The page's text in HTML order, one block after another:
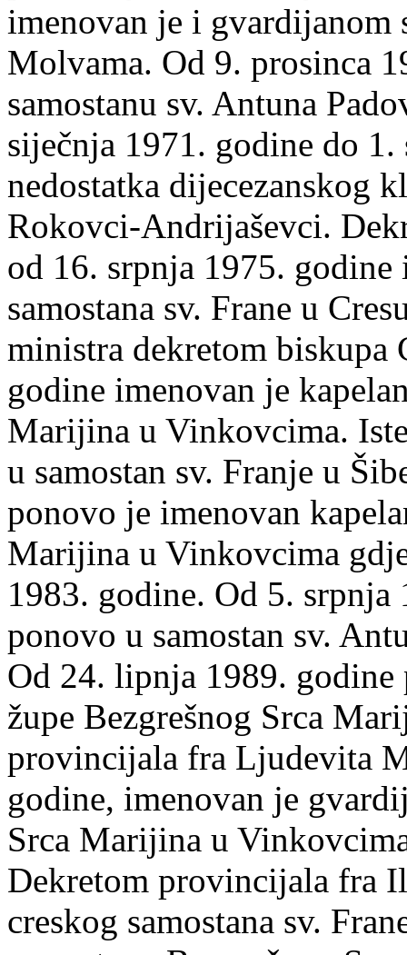
imenovan je i gvardijanom
Molvama. Od 9. prosinca
samostanu sv. Antuna
siječnja 1971. godine do
nedostatka dijecezanskog
Rokovci-Andrijaševci.
od 16. srpnja 1975.
samostana sv. Frane u
ministra dekretom
godine imenovan je
Marijina u Vinkovcima.
u samostan sv. Franje u
ponovo je imenovan
Marijina u Vinkovcima
1983. godine. Od 5. srpnja
ponovo u samostan sv.
Od 24. lipnja 1989.
župe Bezgrešnog Srca
provincijala fra Ljudevita
godine, imenovan je
Srca Marijina u
Dekretom provincijala fra
creskog samostana sv.